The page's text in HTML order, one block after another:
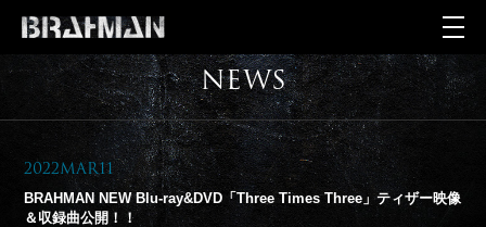
NEWS
2022Mar11
BRAHMAN NEW Blu-ray&DVD「Three Times Three」ティザー映像
＆収録曲公開！！